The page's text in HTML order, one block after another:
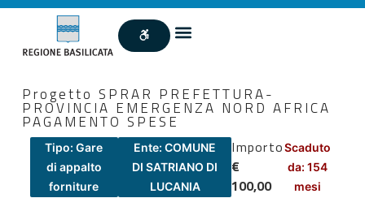
Progetto SPRAR PREFETTURA-
PROVINCIA EMERGENZA NORD AFRICA
PAGAMENTO SPESE
Tipo: Gare
di appalto
forniture
Ente: COMUNE
DI SATRIANO DI
LUCANIA
Importo
€
100,00
Scaduto
da: 154
mesi